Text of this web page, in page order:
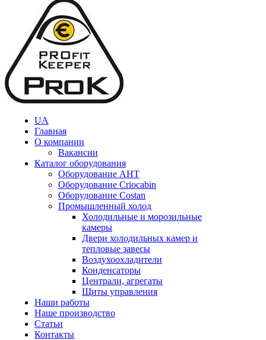
UA
Главная
О компании
Вакансии
Каталог оборудования
Оборудование AHT
Оборудование Criocabin
Оборудование Costan
Промышленный холод
Холодильные и морозильные
камеры
Двери холодильных камер и
тепловые завесы
Воздухоохладители
Конденсаторы
Централи, агрегаты
Щиты управления
Наши работы
Наше производство
Статьи
Контакты